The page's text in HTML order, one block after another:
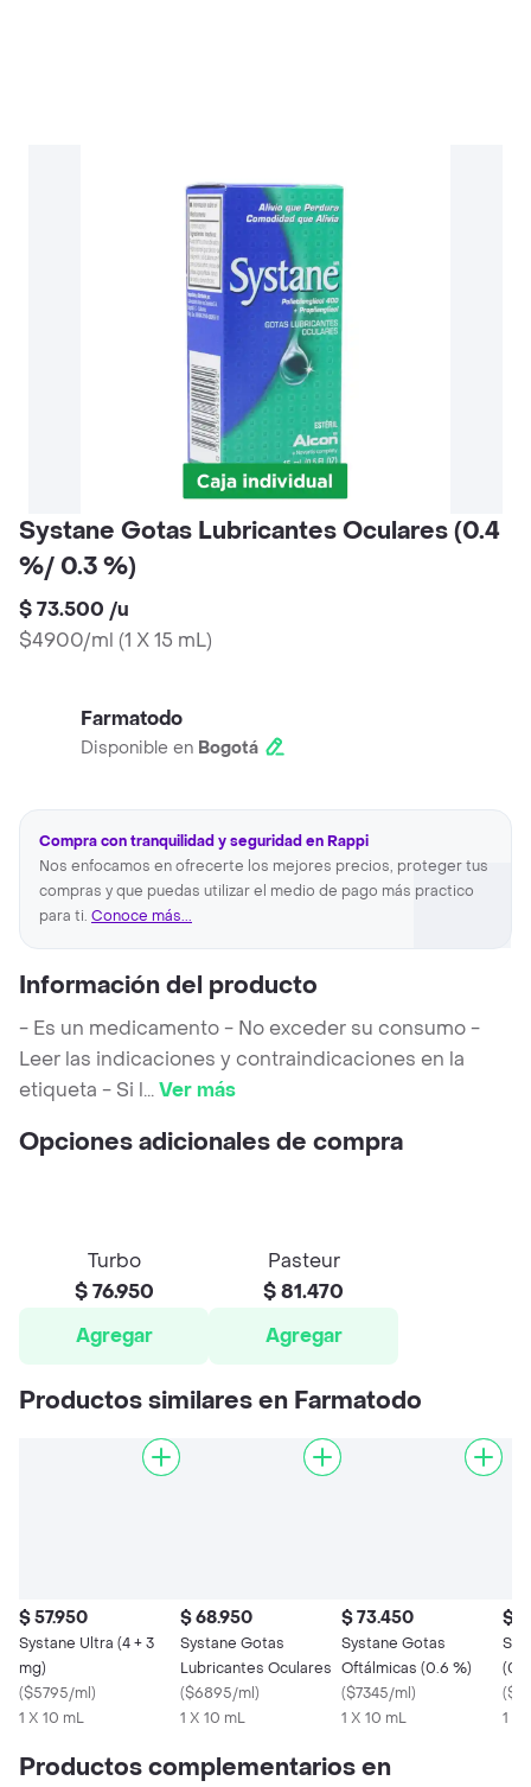
Systane Gotas Lubricantes Oculares (0.4
%/ 0.3 %)
$ 73.500 /u
$4900/ml (1 X 15 mL)
Farmatodo
Disponible en Bogotá
Compra con tranquilidad y seguridad en Rappi
Nos enfocamos en ofrecerte los mejores precios, proteger tus
compras y que puedas utilizar el medio de pago más practico
para ti. Conoce más...
Información del producto
- Es un medicamento - No exceder su consumo -
Leer las indicaciones y contraindicaciones en la
etiqueta - Si l...Ver más
Opciones adicionales de compra
Turbo
$ 76.950
Agregar
Pasteur
$ 81.470
Agregar
Productos similares en Farmatodo
$ 57.950
Systane Ultra (4 + 3
mg)
($5795/ml)
1 X 10 mL
$ 68.950
Systane Gotas
Lubricantes Oculares
($6895/ml)
1 X 10 mL
$ 73.450
Systane Gotas
Oftálmicas (0.6 %)
($7345/ml)
1 X 10 mL
$
(
1 X
Productos complementarios en